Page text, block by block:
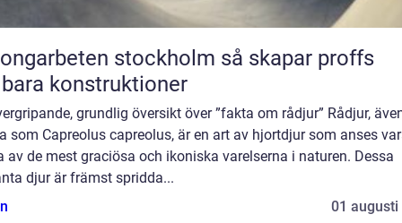
stockholm så skapar proffs
konstruktioner
grundlig översikt över ”fakta om rådjur” Rådjur,
som Capreolus capreolus, är en art av hjortdjur som anses
av de mest graciösa och ikoniska varelserna i naturen. Dessa
djur är främst spridda...
01 augusti